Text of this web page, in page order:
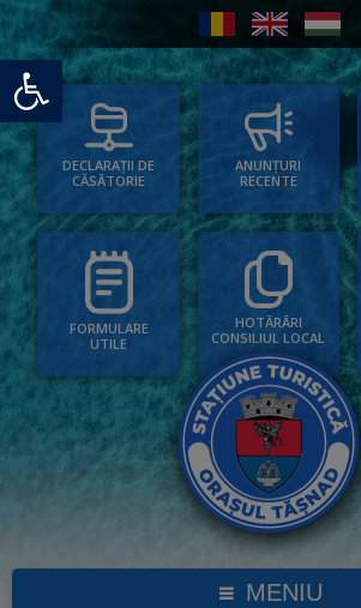
Deschide bara de unelte
DECLARAȚII DE
CĂSĂTORIE
ANUNȚURI
RECENTE
FORMULARE
UTILE
HOTĂRÂRI
CONSILIUL LOCAL
MENIU